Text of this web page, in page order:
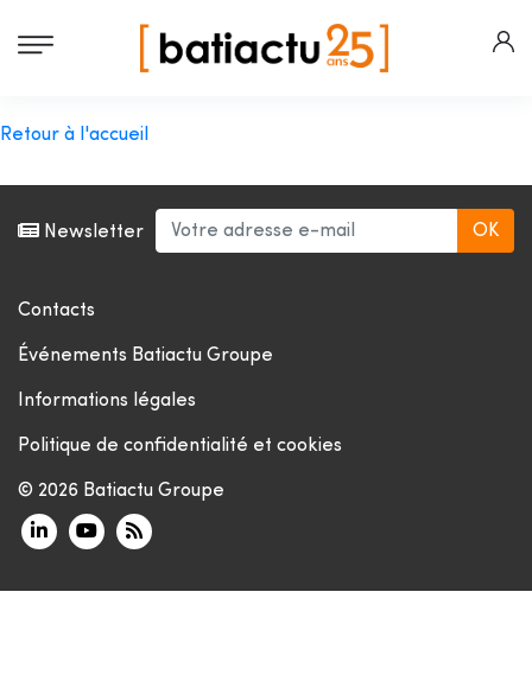
Retour à l'accueil
Newsletter
Contacts
Événements Batiactu Groupe
Informations légales
Politique de confidentialité et cookies
© 2026 Batiactu Groupe